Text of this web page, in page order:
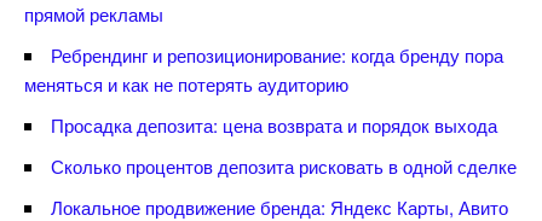
прямой рекламы
Ребрендинг и репозиционирование: когда бренду пора
меняться и как не потерять аудиторию
Просадка депозита: цена возврата и порядок выхода
Сколько процентов депозита рисковать в одной сделке
Локальное продвижение бренда: Яндекс Карты, Авито